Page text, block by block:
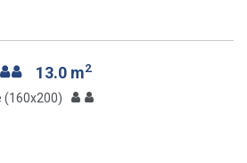
13.0 m2
(160x200)